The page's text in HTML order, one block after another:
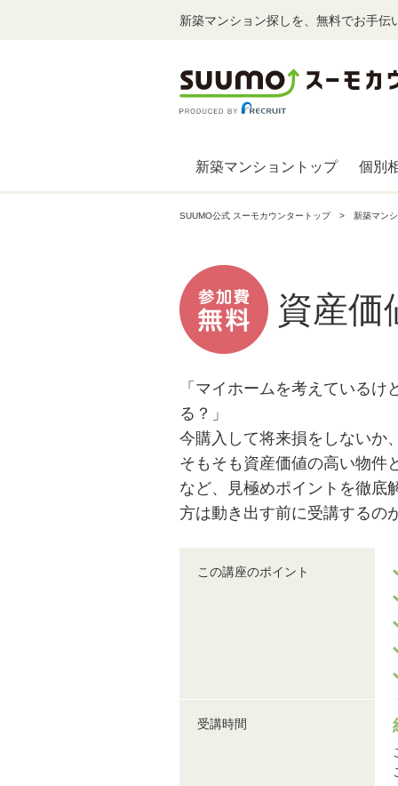
新築マンション探しを、無料でお手伝
新築マンショントップ 個別
SUUMO公式 スーモカウンタートップ 新築マン
資産価
「マイホームを考えている
る？」
今購入して将来損をしないか
そもそも資産価値の高い物件
など、見極めポイントを徹底
方は動き出す前に受講するの
この講座のポイント
受講時間